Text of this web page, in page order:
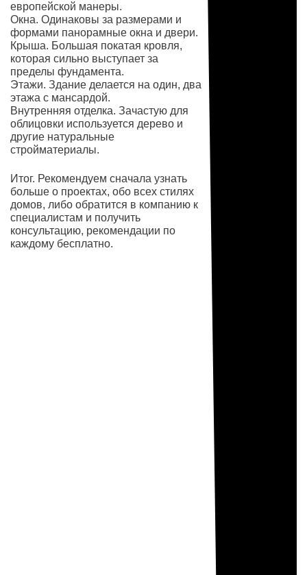
европейской манеры.
Окна. Одинаковы за размерами и
формами панорамные окна и двери.
Крыша. Большая покатая кровля,
которая сильно выступает за
пределы фундамента.
Этажи. Здание делается на один, два
этажа с мансардой.
Внутренняя отделка. Зачастую для
облицовки используется дерево и
другие натуральные
стройматериалы.
Итог. Рекомендуем сначала узнать
больше о проектах, обо всех стилях
домов, либо обратится в компанию к
специалистам и получить
консультацию, рекомендации по
каждому бесплатно.